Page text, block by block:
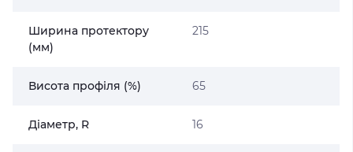
Ширина протектору
(мм)
215
Висота профіля (%) 65
Діаметр, R 16